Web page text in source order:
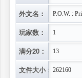
外文名： P.O.W. :
玩家数： 1
满分20： 13
文件大小： 262160